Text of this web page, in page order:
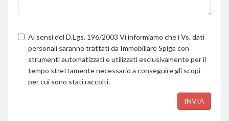
Ai sensi del D.Lgs. 196/2003 Vi informiamo che i Vs. dati
personali saranno trattati da Immobiliare Spiga con
strumenti automatizzati e utilizzati esclusivamente per il
tempo strettamente necessario a conseguire gli scopi
per cui sono stati raccolti.
INVIA